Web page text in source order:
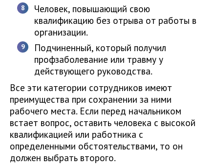
Человек, повышающий свою
квалификацию без отрыва от работы в
организации.
Подчиненный, который получил
профзаболевание или травму у
действующего руководства.
Все эти категории сотрудников имеют
преимущества при сохранении за ними
рабочего места. Если перед начальником
встает вопрос, оставить человека с высокой
квалификацией или работника с
определенными обстоятельствами, то он
должен выбрать второго.